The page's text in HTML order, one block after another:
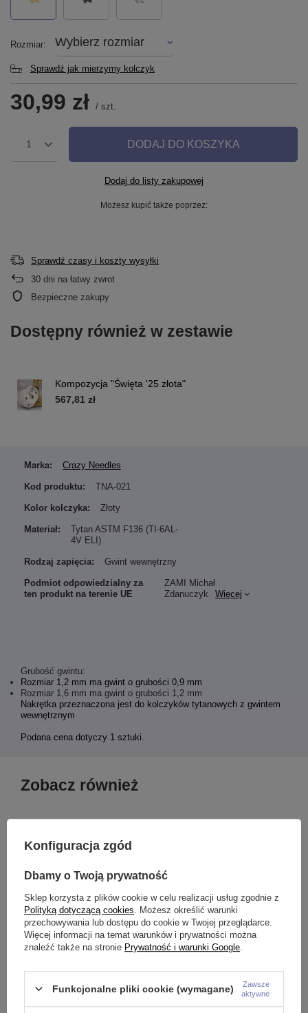
Rozmiar Wybierz rozmiar
Sprawdź jak mierzymy kolczyk
30,99 zł / szt.
1 DODAJ DO KOSZYKA
Dodaj do listy zakupowej
Możesz kupić także poprzez:
Sprawdź czasy i koszty wysyłki
30 dni na łatwy zwrot
Bezpieczne zakupy
Dostępny również w zestawie
Kompozycja "Święta '25 złota"
567,81 zł
Grubość gwintu:
Rozmiar 1,2 mm ma gwint o grubości 0,9 mm
Rozmiar 1,6 mm ma gwint o grubości 1,2 mm
Nakrętka przeznaczona jest do kolczyków tytanowych z gwintem
wewnętrznym
Podana cena dotyczy 1 sztuki.
Marka: Crazy Needles
Kod produktu: TNA-021
Kolor kolczyka: Złoty
Materiał:
Tytan ASTM F136 (TI-6AL-
4V ELI)
Rodzaj zapięcia: Gwint wewnętrzny
Podmiot odpowiedzialny za
ten produkt na terenie UE
ZAMI Michał
Zdanuczyk
Więcej
Zobacz również
Tytanowy pręcik typu labret -
gwint wewnętrzny - złoty -
TCZ-003
Tytanowy kolczyk podkowa -
srebrna - gwint wewnętrzny -
TKP-002
Konfiguracja zgód
Dbamy o Twoją prywatność
Sklep korzysta z plików cookie w celu realizacji usług zgodnie z
Polityką dotyczącą cookies . Możesz określić warunki
przechowywania lub dostępu do cookie w Twojej przeglądarce.
Więcej informacji na temat warunków i prywatności można
znaleźć także na stronie Prywatność i warunki Google
Funkcjonalne pliki cookie (wymagane)
Zawsze
aktywne